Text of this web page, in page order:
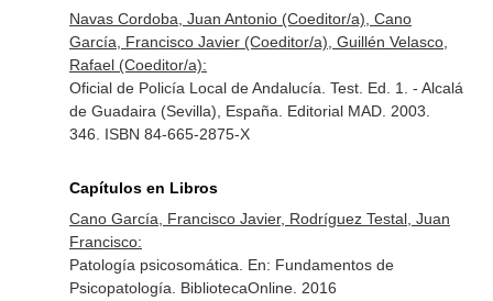
Navas Cordoba, Juan Antonio (Coeditor/a), Cano
García, Francisco Javier (Coeditor/a), Guillén Velasco,
Rafael (Coeditor/a):
Oficial de Policía Local de Andalucía. Test. Ed. 1. - Alcalá
de Guadaira (Sevilla), España. Editorial MAD. 2003.
346. ISBN 84-665-2875-X
Capítulos en Libros
Cano García, Francisco Javier, Rodríguez Testal, Juan
Francisco:
Patología psicosomática. En: Fundamentos de
Psicopatología . BibliotecaOnline. 2016